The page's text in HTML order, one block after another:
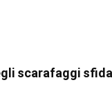
scarafaggi